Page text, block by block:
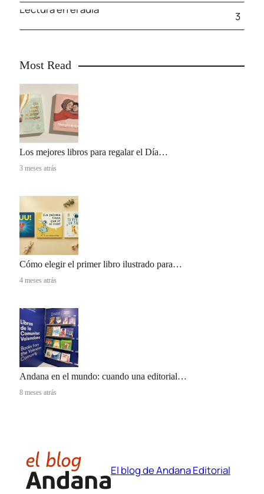
Lectura en el aula
3
Most Read
Los mejores libros para regalar el Día…
3 meses atrás
Cómo elegir el primer libro ilustrado para…
4 meses atrás
Andana en el mundo: cuando una editorial…
8 meses atrás
El blog de Andana Editorial